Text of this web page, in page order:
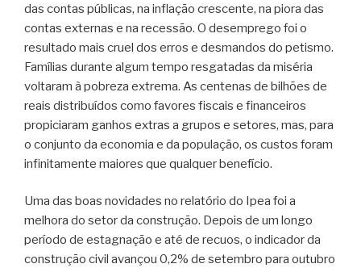
das contas públicas, na inflação crescente, na piora das
contas externas e na recessão. O desemprego foi o
resultado mais cruel dos erros e desmandos do petismo.
Famílias durante algum tempo resgatadas da miséria
voltaram à pobreza extrema. As centenas de bilhões de
reais distribuídos como favores fiscais e financeiros
propiciaram ganhos extras a grupos e setores, mas, para
o conjunto da economia e da população, os custos foram
infinitamente maiores que qualquer benefício.
Uma das boas novidades no relatório do Ipea foi a
melhora do setor da construção. Depois de um longo
período de estagnação e até de recuos, o indicador da
construção civil avançou 0,2% de setembro para outubro